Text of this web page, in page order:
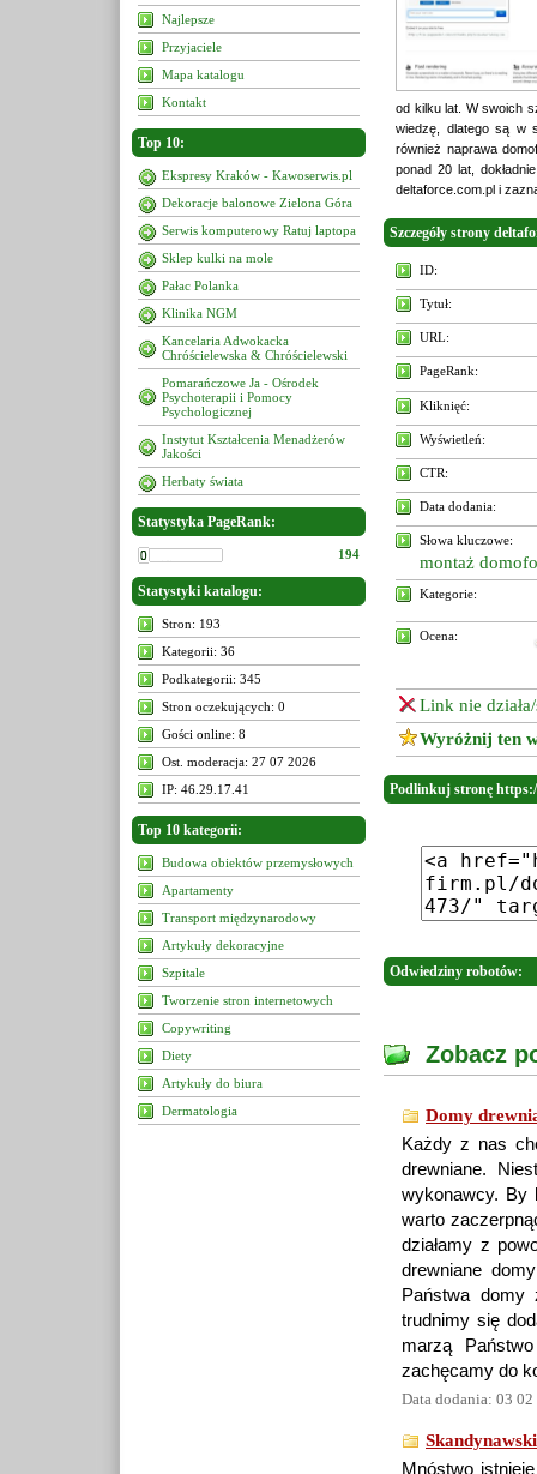
Najlepsze
Przyjaciele
Mapa katalogu
Kontakt
Top 10:
Ekspresy Kraków - Kawoserwis.pl
Dekoracje balonowe Zielona Góra
Serwis komputerowy Ratuj laptopa
Sklep kulki na mole
Pałac Polanka
Klinika NGM
Kancelaria Adwokacka
Chróścielewska & Chróścielewski
Pomarańczowe Ja - Ośrodek
Psychoterapii i Pomocy
Psychologicznej
Instytut Kształcenia Menadżerów
Jakości
Herbaty świata
Statystyka PageRank:
194
Statystyki katalogu:
Stron: 193
Kategorii: 36
Podkategorii: 345
Stron oczekujących: 0
Gości online: 8
Ost. moderacja: 27 07 2026
IP: 46.29.17.41
Top 10 kategorii:
Budowa obiektów przemysłowych
Apartamenty
Transport międzynarodowy
Artykuły dekoracyjne
Szpitale
Tworzenie stron internetowych
Copywriting
Diety
Artykuły do biura
Dermatologia
od kilku lat. W swoich
wiedzę, dlatego są w
również naprawa
ponad 20 lat,
deltaforce.com.pl i
Szczegóły strony
ID:
Tytuł:
URL:
PageRank:
Kliknięć:
Wyświetleń:
CTR:
Data dodania:
Słowa kluczowe:
montaż
Kategorie:
Ocena:
Link nie
Wyróżnij ten
Podlinkuj stronę
Odwiedziny robotów:
Zobacz
Domy
Każdy z nas
drewniane.
wykonawcy. By
warto
działamy z
drewniane
Państwa
trudnimy się
marzą
zachęcamy do
Data dodania: 03
Mnóstwo